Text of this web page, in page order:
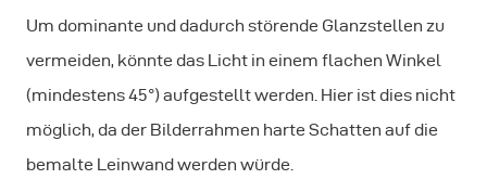
Um dominante und dadurch störende Glanzstellen zu
vermeiden, könnte das Licht in einem flachen Winkel
(mindestens 45°) aufgestellt werden. Hier ist dies nicht
möglich, da der Bilderrahmen harte Schatten auf die
bemalte Leinwand werden würde.